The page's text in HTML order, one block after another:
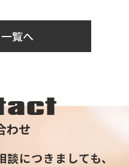
覧へ
わせ
につきましても、